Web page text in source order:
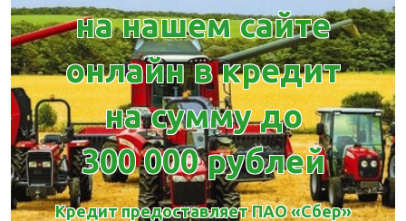
на нашем сайте
онлайн в кредит
на сумму до
300 000 рублей
Кредит предоставляет ПАО «Сбер»